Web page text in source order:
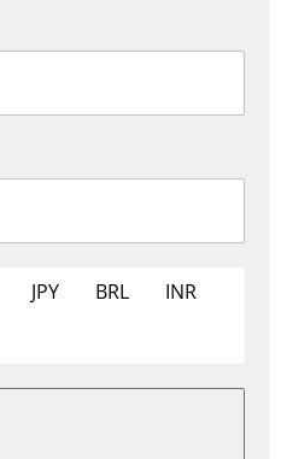
JPY BRL
INR